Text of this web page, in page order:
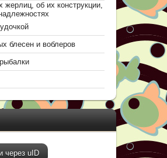
жерлиц, об их конструкции,
блесен и воблеров
через uID